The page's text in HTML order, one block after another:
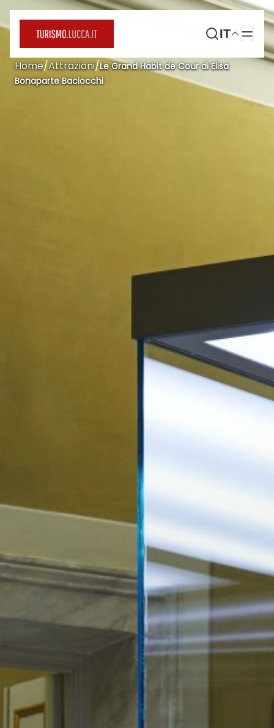
IT
Home/Attrazioni/Le Grand Habit de Cour di Elisa
Bonaparte Baciocchi